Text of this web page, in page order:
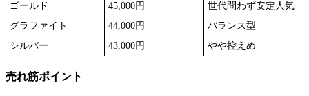
ゴールド
45,000円
世代問わず安定人気
グラファイト
44,000円
バランス型
シルバー
43,000円 やや控えめ
売れ筋ポイント